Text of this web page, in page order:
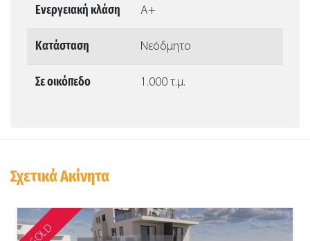
Ενεργειακή κλάση Α+
Κατάσταση Νεόδμητο
Σε οικόπεδο 1.000 τ.μ.
Σχετικά Ακίνητα
SOLD